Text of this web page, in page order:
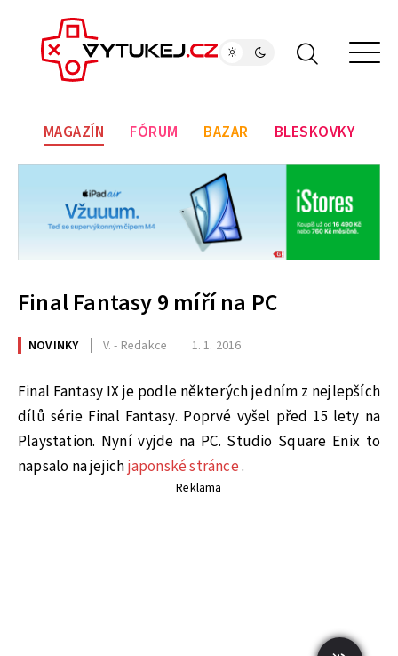
MAGAZÍN FÓRUM BAZAR BLESKOVKY
Final Fantasy 9 míří na PC
NOVINKY V. - Redakce 1. 1. 2016
Final Fantasy IX je podle některých jedním z nejlepších
dílů série Final Fantasy. Poprvé vyšel před 15 lety na
Playstation. Nyní vyjde na PC. Studio Square Enix to
napsalo na jejichjaponské stránce.
Reklama